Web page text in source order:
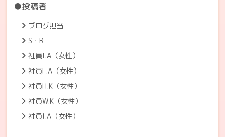
●投稿者
ブログ担当
S・R
社員I.A（女性）
社員F.A（女性）
社員H.K（女性）
社員W.K（女性）
社員I.A（女性）